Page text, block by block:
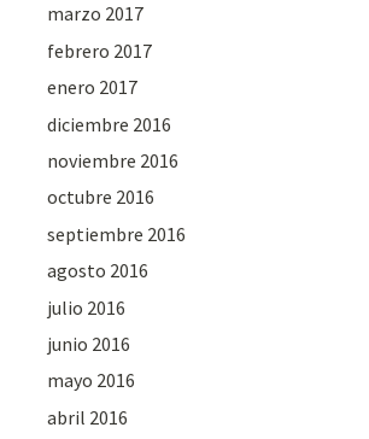
marzo 2017
febrero 2017
enero 2017
diciembre 2016
noviembre 2016
octubre 2016
septiembre 2016
agosto 2016
julio 2016
junio 2016
mayo 2016
abril 2016